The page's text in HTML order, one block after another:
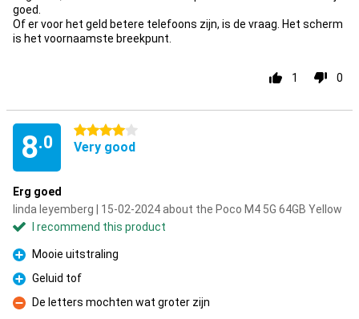
goed.
Of er voor het geld betere telefoons zijn, is de vraag. Het scherm
is het voornaamste breekpunt.
1 0
8.0
4 stars
Very good
Erg goed
linda leyemberg | 15-02-2024 about the Poco M4 5G 64GB Yellow
I recommend this product
Pro
Mooie uitstraling
Pro
Geluid tof
Con
De letters mochten wat groter zijn